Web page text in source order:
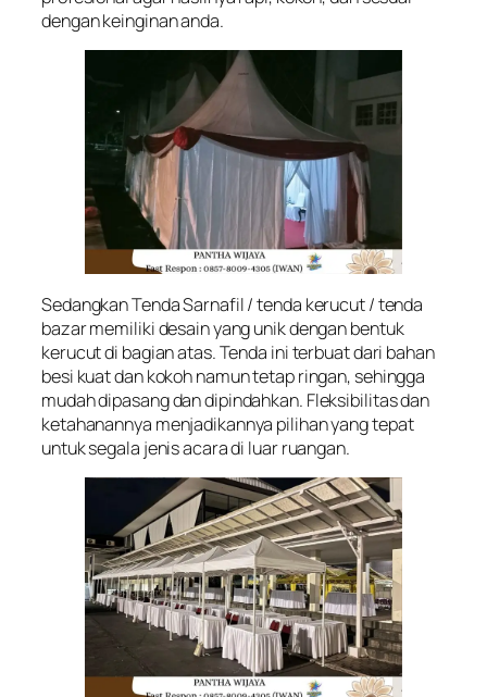
dengan keinginan anda.
Sedangkan Tenda Sarnafil / tenda kerucut / tenda
bazar memiliki desain yang unik dengan bentuk
kerucut di bagian atas. Tenda ini terbuat dari bahan
besi kuat dan kokoh namun tetap ringan, sehingga
mudah dipasang dan dipindahkan. Fleksibilitas dan
ketahanannya menjadikannya pilihan yang tepat
untuk segala jenis acara di luar ruangan.